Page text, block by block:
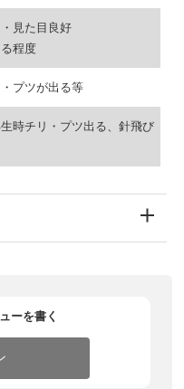
見た目良好
程度
プツが出る等
時チリ・プツ出る、針飛び
ーを書く